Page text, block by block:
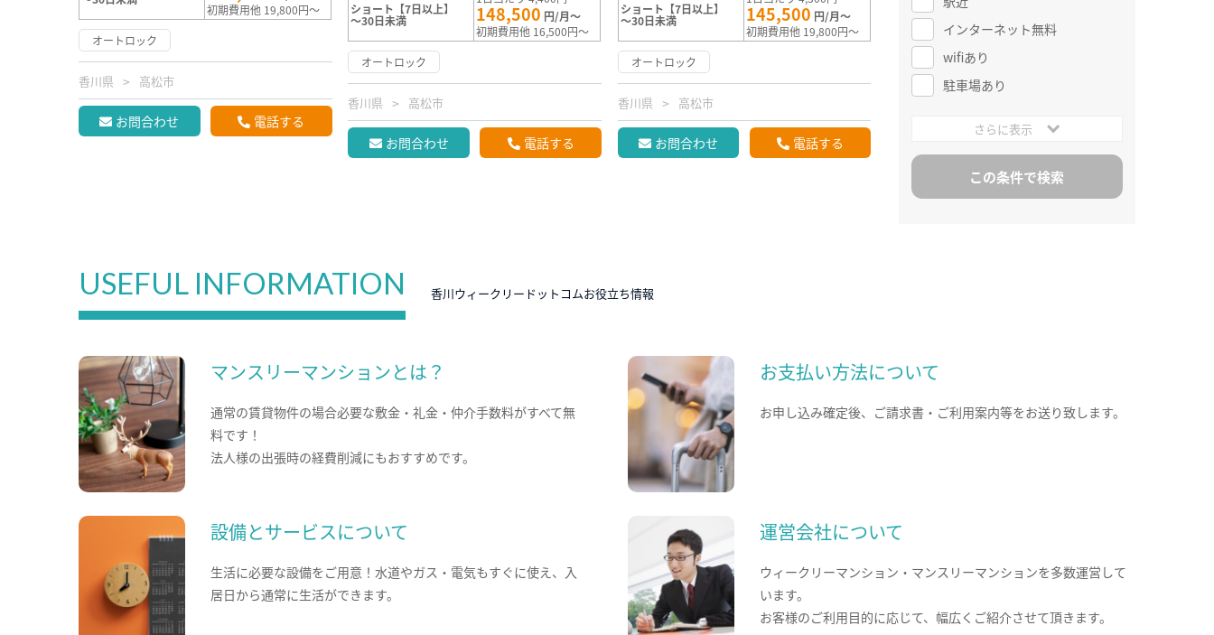
初期費用他 19,800円～
オートロック
香川県 高松市
お問合わせ 電話する
ショート【7日以上】
～30日未満 148,500 円/月～
初期費用他 16,500円～
オートロック
香川県 高松市
お問合わせ 電話する
ショート【7日以上】
～30日未満 145,500 円/月～
初期費用他 19,800円～
オートロック
香川県 高松市
お問合わせ 電話する
インターネット無料
wifiあり
駐車場あり
さらに表示
USEFUL INFORMATION 香川ウィークリードットコムお役立ち情報
マンスリーマンションとは？
通常の賃貸物件の場合必要な敷金・礼金・仲介手数料がすべて無
料です！
法人様の出張時の経費削減にもおすすめです。
お支払い方法について
お申し込み確定後、ご請求書・ご利用案内等をお送り致します。
設備とサービスについて
生活に必要な設備をご用意！水道やガス・電気もすぐに使え、入
居日から通常に生活ができます。
運営会社について
ウィークリーマンション・マンスリーマンションを多数運営して
います。
お客様のご利用目的に応じて、幅広くご紹介させて頂きます。